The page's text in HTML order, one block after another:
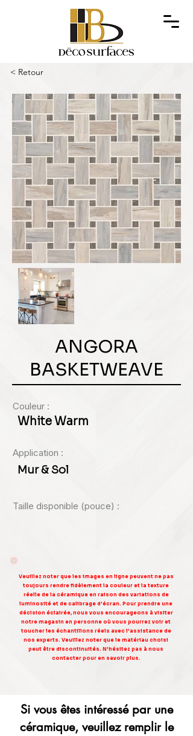
< Retour
ANGORA
BASKETWEAVE
Couleur :
White Warm
Application :
Mur & Sol
Taille disponible (pouce) :
Veuillez noter que les images en ligne peuvent ne pas
toujours rendre fidèlement la couleur et la texture
réelle de la céramique en raison des variations de
luminosité et de calibrage d'écran. Pour prendre une
décision éclairée, nous vous encourageons à visiter
notre magasin en personne où vous pourrez voir et
toucher les échantillons réels avec l'assistance de
nos experts. Veuillez noter que le matériau choisi
peut être discontinuités. N'hésitez pas à nous
contacter pour en savoir plus.
Si vous êtes intéressé par une
céramique, veuillez remplir le